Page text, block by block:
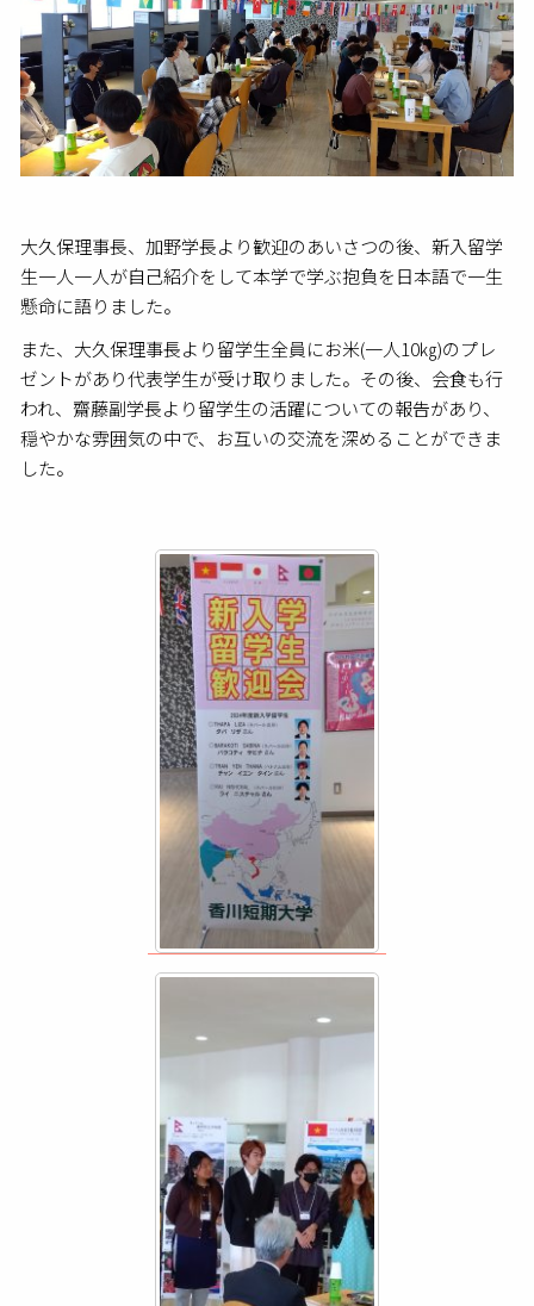
大久保理事長、加野学長より歓迎のあいさつの後、新入留学
生一人一人が自己紹介をして本学で学ぶ抱負を日本語で一生
懸命に語りました。
また、大久保理事長より留学生全員にお米(一人 10㎏)のプレ
ゼントがあり代表学生が受け取りました。その後、会食も行
われ、齋藤副学長より留学生の活躍についての報告があり、
穏やかな雰囲気の中で、お互いの交流を深めることができま
した。